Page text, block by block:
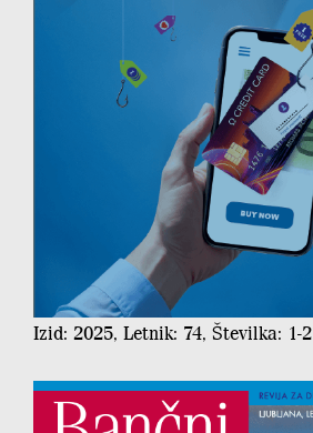
Izid: 2025, Letnik: 74, Številka: 1-2